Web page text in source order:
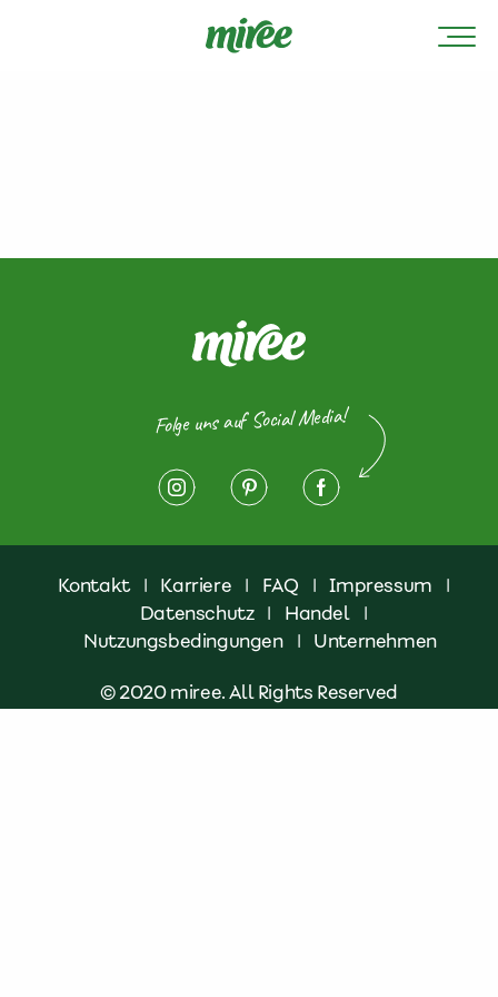
Folge uns auf Social Media!
Kontakt | Karriere | FAQ | Impressum
|
Datenschutz | Handel
|
Nutzungsbedingungen
| Unternehmen
© 2020 miree. All Rights Reserved